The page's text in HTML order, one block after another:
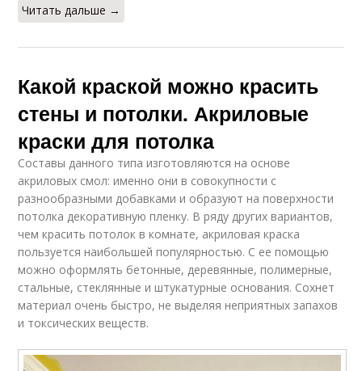
Читать дальше →
Какой краской можно красить
стены и потолки. Акриловые
краски для потолка
Составы данного типа изготовляются на основе
акриловых смол: именно они в совокупности с
разнообразными добавками и образуют на поверхности
потолка декоративную пленку. В ряду других вариантов,
чем красить потолок в комнате, акриловая краска
пользуется наибольшей популярностью. С ее помощью
можно оформлять бетонные, деревянные, полимерные,
стальные, стеклянные и штукатурные основания. Сохнет
материал очень быстро, не выделяя неприятных запахов
и токсических веществ.